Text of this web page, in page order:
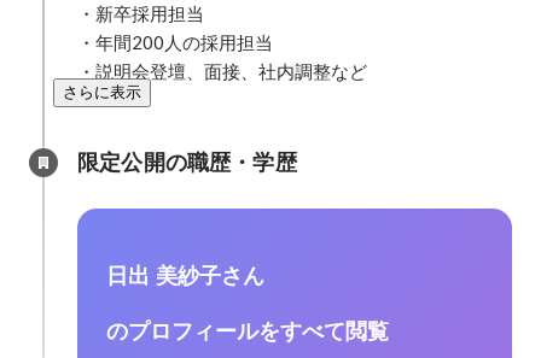
・新卒採用担当
・年間200人の採用担当
・説明会登壇、面接、社内調整など
さらに表示
限定公開の職歴・学歴
日出 美紗子さん
のプロフィールをすべて閲覧